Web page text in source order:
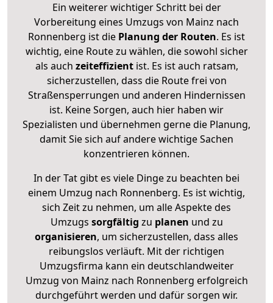
Ein weiterer wichtiger Schritt bei der
Vorbereitung eines Umzugs von Mainz nach
Ronnenberg ist die Planung der Routen. Es ist
wichtig, eine Route zu wählen, die sowohl sicher
als auch zeiteffizientist. Es ist auch ratsam,
sicherzustellen, dass die Route frei von
Straßensperrungen und anderen Hindernissen
ist. Keine Sorgen, auch hier haben wir
Spezialisten und übernehmen gerne die Planung,
damit Sie sich auf andere wichtige Sachen
konzentrieren können.
In der Tat gibt es viele Dinge zu beachten bei
einem Umzug nach Ronnenberg. Es ist wichtig,
sich Zeit zu nehmen, um alle Aspekte des
Umzugs sorgfältig zu planen und zu
organisieren, um sicherzustellen, dass alles
reibungslos verläuft. Mit der richtigen
Umzugsfirma kann ein deutschlandweiter
Umzug von Mainz nach Ronnenberg erfolgreich
durchgeführt werden und dafür sorgen wir.